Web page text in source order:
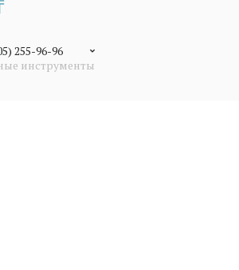
255-96-96
инструменты